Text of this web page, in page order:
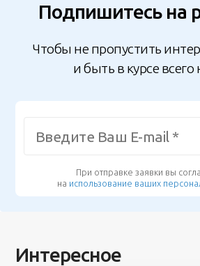
Подпишитесь на
Чтобы не пропустить
и быть в курсе всего
При отправке заявки вы
на использование ваших
Интересное